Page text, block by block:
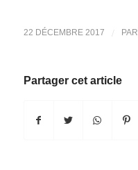
22 DÉCEMBRE 2017 / PAR
Partager cet article